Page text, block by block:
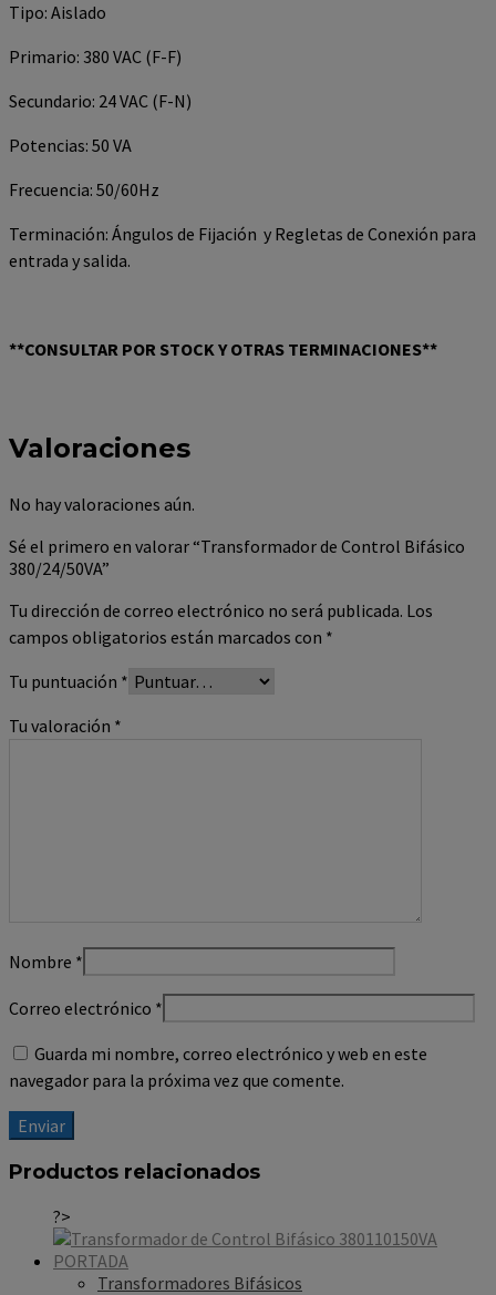
Tipo: Aislado
Primario: 380 VAC (F-F)
Secundario: 24 VAC (F-N)
Potencias: 50 VA
Frecuencia: 50/60Hz
Terminación: Ángulos de Fijación y Regletas de Conexión para
entrada y salida.
**CONSULTAR POR STOCK Y OTRAS TERMINACIONES**
Valoraciones
No hay valoraciones aún.
Sé el primero en valorar “Transformador de Control Bifásico
380/24/50VA”
Tu dirección de correo electrónico no será publicada. Los
campos obligatorios están marcados con *
Tu puntuación *
Tu valoración *
Nombre *
Correo electrónico *
Guarda mi nombre, correo electrónico y web en este
navegador para la próxima vez que comente.
Productos relacionados
?>
Transformadores Bifásicos